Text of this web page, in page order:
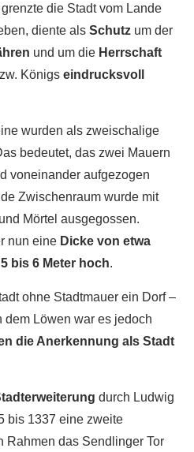
die Stadt vom Lande
diente als Schutz um der
und um die Herrschaft
Königs eindrucksvoll
wurden als zweischalige
bedeutet, das zwei Mauern
voneinander aufgezogen
Zwischenraum wurde mit
Mörtel ausgegossen.
nun eine Dicke von etwa
5 bis 6 Meter hoch.
ohne Stadtmauer ein Dorf –
Löwen war es jedoch
die Anerkennung als Stadt
durch Ludwig
bis 1337 eine zweite
Rahmen das Sendlinger Tor